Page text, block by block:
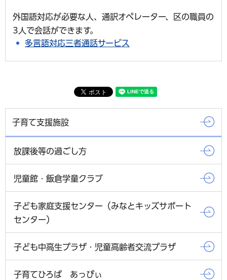
外国語対応が必要な人、通訳オペレーター、区の職員の
3人で会話ができます。
多言語対応三者通話サービス
子育て支援施設
放課後等の過ごし方
児童館・飯倉学童クラブ
子ども家庭支援センター（みなとキッズサポート
センター）
子ども中高生プラザ・児童高齢者交流プラザ
子育てひろば あっぴぃ